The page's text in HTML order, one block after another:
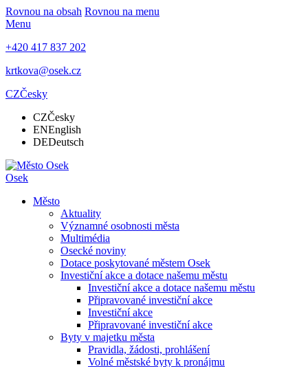
Rovnou na obsah Rovnou na menu
Menu
+420 417 837 202
krtkova@osek.cz
CZČesky
CZČesky
ENEnglish
DEDeutsch
Osek
Město
Aktuality
Významné osobnosti města
Multimédia
Osecké noviny
Dotace poskytované městem Osek
Investiční akce a dotace našemu městu
Investiční akce a dotace našemu městu
Připravované investiční akce
Investiční akce
Připravované investiční akce
Byty v majetku města
Pravidla, žádosti, prohlášení
Volné městské byty k pronájmu